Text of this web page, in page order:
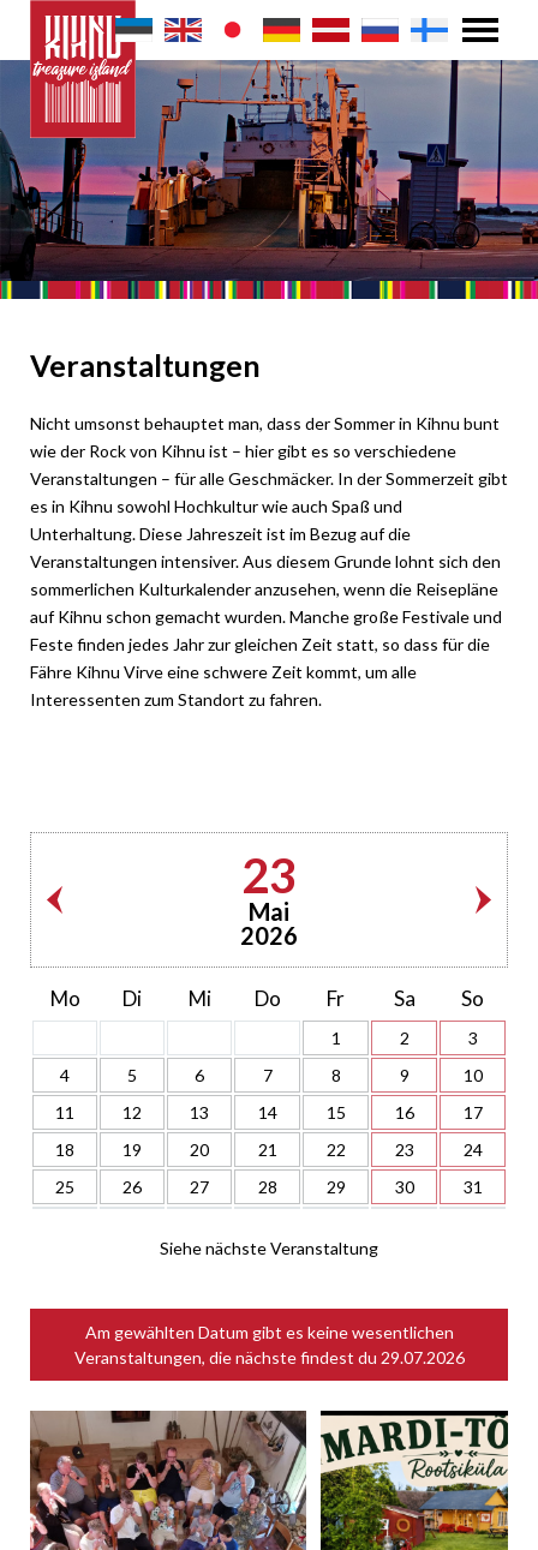
Veranstaltungen
Nicht umsonst behauptet man, dass der Sommer in Kihnu bunt
wie der Rock von Kihnu ist – hier gibt es so verschiedene
Veranstaltungen – für alle Geschmäcker. In der Sommerzeit gibt
es in Kihnu sowohl Hochkultur wie auch Spaß und
Unterhaltung. Diese Jahreszeit ist im Bezug auf die
Veranstaltungen intensiver. Aus diesem Grunde lohnt sich den
sommerlichen Kulturkalender anzusehen, wenn die Reisepläne
auf Kihnu schon gemacht wurden. Manche große Festivale und
Feste finden jedes Jahr zur gleichen Zeit statt, so dass für die
Fähre Kihnu Virve eine schwere Zeit kommt, um alle
Interessenten zum Standort zu fahren.
23
Mai
2026
Mo Di Mi Do Fr Sa So
1 2
3
4
5 6 7 8 9
10
11
12 13 14 15 16
17
18
19 20 21 22 23
24
25
26 27 28 29 30 31
Siehe nächste Veranstaltung
Am gewählten Datum gibt es keine wesentlichen
Veranstaltungen, die nächste findest du 29.07.2026